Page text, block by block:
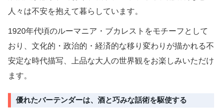
人々は不安を抱えて暮らしています。
1920年代頃のルーマニア・ブカレストをモチーフとして
おり、文化的・政治的・経済的な移り変わりが描かれる不
安定な時代描写、上品な大人の世界観をお楽しみいただけ
ます。
優れたバーテンダーは、酒と巧みな話術を駆使する